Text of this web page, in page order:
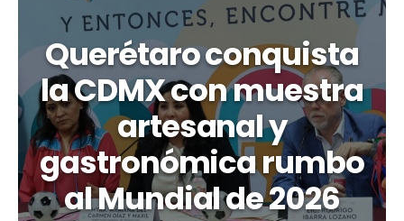
Querétaro conquista
la CDMX con muestra
artesanal y
gastronómica rumbo
al Mundial de 2026